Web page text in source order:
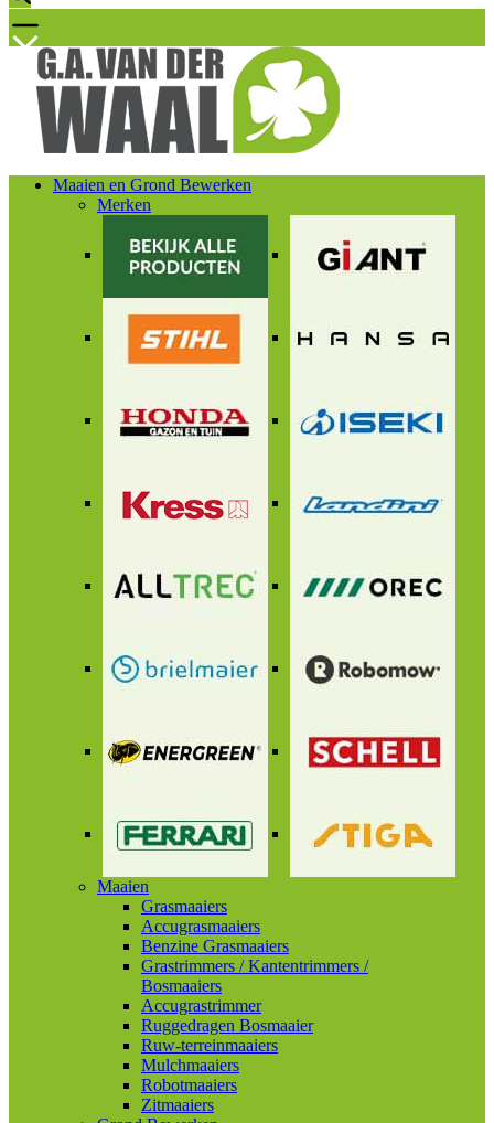
Maaien en Grond Bewerken
Merken
Maaien
Grasmaaiers
Accugrasmaaiers
Benzine Grasmaaiers
Grastrimmers / Kantentrimmers /
Bosmaaiers
Accugrastrimmer
Ruggedragen Bosmaaier
Ruw-terreinmaaiers
Mulchmaaiers
Robotmaaiers
Zitmaaiers